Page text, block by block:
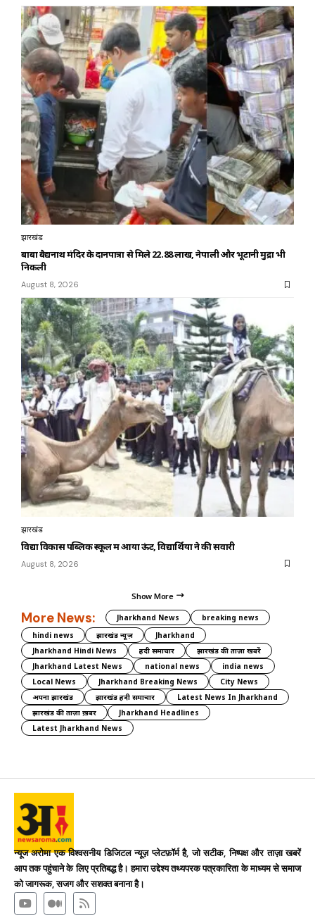
झारखंड
बाबा बैद्यनाथ मंदिर के दानपात्रों से मिले ₹22.88 लाख, नेपाली और भूटानी मुद्रा भी
निकली
August 8, 2026
झारखंड
विद्या विकास पब्लिक स्कूल में आया ऊंट, विद्यार्थियों ने की सवारी
August 8, 2026
Show More
More News: Jharkhand News
breaking news
hindi news
झारखंड न्यूज़
Jharkhand
Jharkhand Hindi News
हिंदी समाचार
झारखंड की ताज़ा खबरें
Jharkhand Latest News
national news
india news
Local News
Jharkhand Breaking News
City News
अपना झारखंड
झारखंड हिंदी समाचार
Latest News In Jharkhand
झारखंड की ताज़ा ख़बर
Jharkhand Headlines
Latest Jharkhand News
न्यूज अरोमा एक विश्वसनीय डिजिटल न्यूज़ प्लेटफ़ॉर्म है, जो सटीक, निष्पक्ष और ताज़ा खबरें
आप तक पहुंचाने के लिए प्रतिबद्ध है। हमारा उद्देश्य तथ्यपरक पत्रकारिता के माध्यम से समाज
को जागरूक, सजग और सशक्त बनाना है।